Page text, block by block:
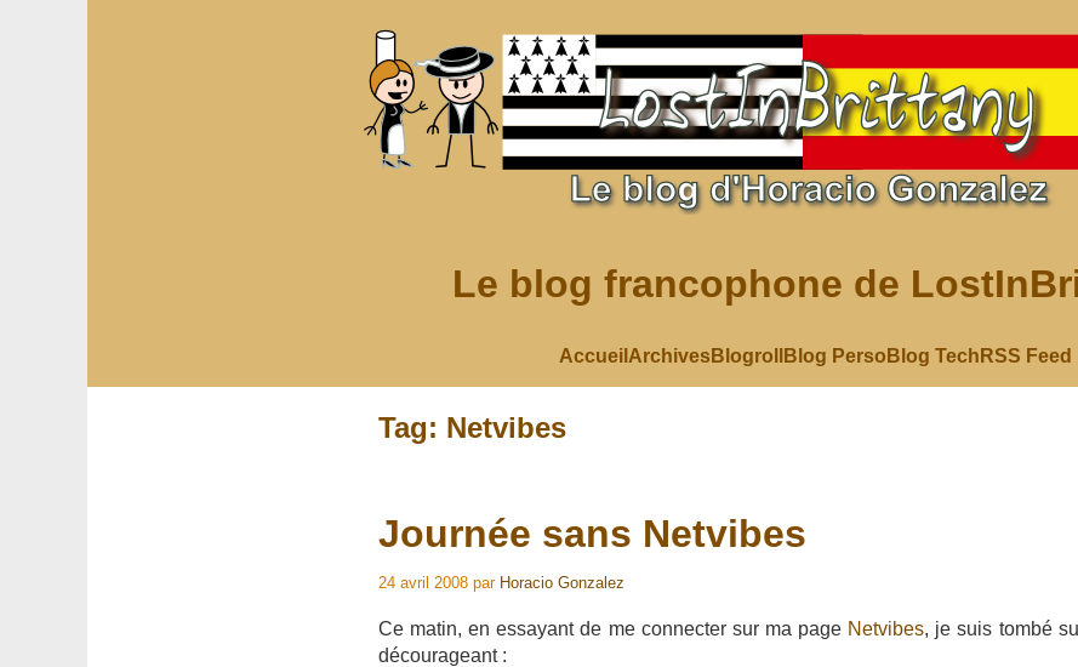
Le blog francophone de
Accueil ArchivesBlogroll Blog Perso Blog Tech RSS Feed
Tag: Netvibes
Journée sans Netvibes
24 avril 2008 par Horacio Gonzalez
Ce matin, en essayant de me connecter sur ma page Netvibes, je suis tombé
décourageant :